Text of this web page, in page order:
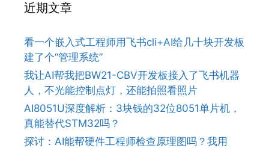
近期文章
看一个嵌入式工程师用飞书cli+AI给几十块开发板
建了个“管理系统”
我让AI帮我把BW21-CBV开发板接入了飞书机器
人，不光能控制点灯，还能拍照看照片
AI8051U深度解析：3块钱的32位8051单片机，
真能替代STM32吗？
探讨：AI能帮硬件工程师检查原理图吗？我用